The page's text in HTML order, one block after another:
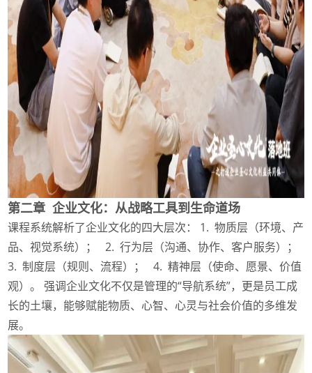
第二章 企业文化：从战略工具到生命道场
课程系统解析了企业文化的四大层次： 1. 物质层（环境、产
品、视觉系统）； 2. 行为层（沟通、协作、客户服务）；
3. 制度层（规则、流程）； 4. 精神层（使命、愿景、价值
观）。 强调企业文化不仅是管理的“导航系统”，更是员工成
长的土壤，能够赋能物质、心智、心灵与社会价值的多维发
展。